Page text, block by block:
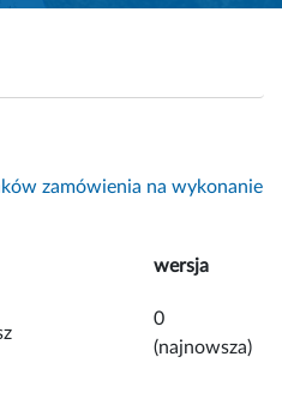
zamówienia na wykonanie
wersja
0
(najnowsza)